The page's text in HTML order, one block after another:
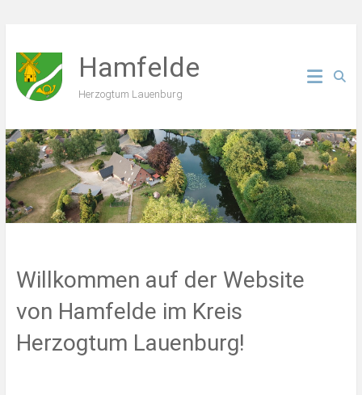
Inhalt
springen
Hamfelde
Herzogtum Lauenburg
Willkommen auf der Website
von Hamfelde im Kreis
Herzogtum Lauenburg!